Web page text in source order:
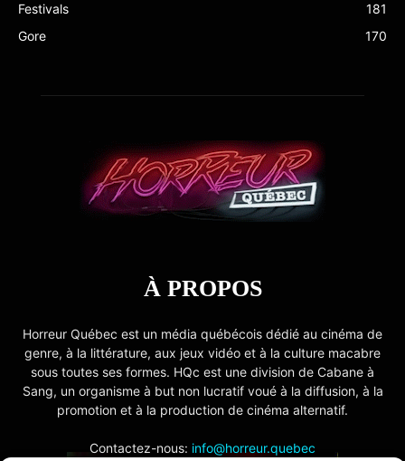
Festivals
181
Gore
170
À PROPOS
Horreur Québec est un média québécois dédié au cinéma de
genre, à la littérature, aux jeux vidéo et à la culture macabre
sous toutes ses formes. HQc est une division de Cabane à
Sang, un organisme à but non lucratif voué à la diffusion, à la
promotion et à la production de cinéma alternatif.
Contactez-nous: info@horreur.quebec